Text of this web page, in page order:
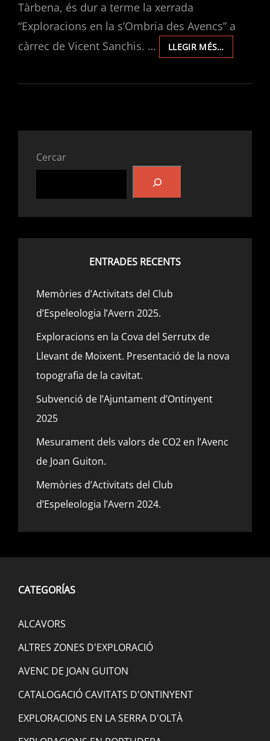
Tàrbena, és dur a terme la xerrada
“Exploracions en la s’Ombria des Avencs” a
càrrec de Vicent Sanchis. …
LLEGIR MÉS…
EN
DES
Cercar
ENTRADES RECENTS
Memòries d’Activitats del Club
d’Espeleologia l’Avern 2025.
Exploracions en la Cova del Serrutx de
Llevant de Moixent. Presentació de la nova
topografia de la cavitat.
Subvenció de l’Ajuntament d’Ontinyent
2025
Mesurament dels valors de CO2 en l’Avenc
de Joan Guiton.
Memòries d’Activitats del Club
d’Espeleologia l’Avern 2024.
CATEGORÍAS
ALCAVORS
ALTRES ZONES D'EXPLORACIÓ
AVENC DE JOAN GUITON
CATALOGACIÓ CAVITATS D'ONTINYENT
EXPLORACIONS EN LA SERRA D'OLTÀ